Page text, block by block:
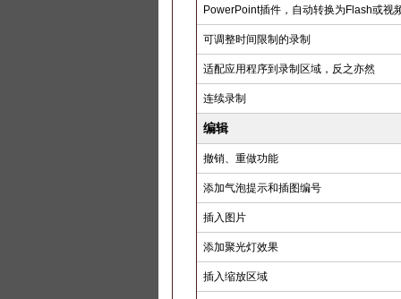
PowerPoint插件，自动转换为Flash或视
可调整时间限制的录制
适配应用程序到录制区域，反之亦然
连续录制
编辑
撤销、重做功能
添加气泡提示和插图编号
插入图片
添加聚光灯效果
插入缩放区域